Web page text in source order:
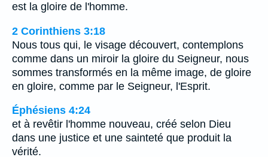
est la gloire de l'homme.
2 Corinthiens 3:18
Nous tous qui, le visage découvert, contemplons
comme dans un miroir la gloire du Seigneur, nous
sommes transformés en la même image, de gloire
en gloire, comme par le Seigneur, l'Esprit.
Éphésiens 4:24
et à revêtir l'homme nouveau, créé selon Dieu
dans une justice et une sainteté que produit la
vérité.